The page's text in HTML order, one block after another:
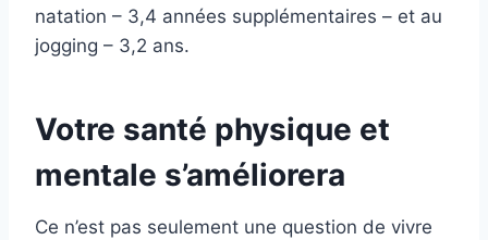
natation – 3,4 années supplémentaires – et au
jogging – 3,2 ans.
Votre santé physique et
mentale s’améliorera
Ce n’est pas seulement une question de vivre